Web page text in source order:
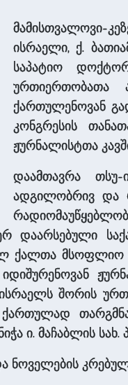
მამისთვალოვი-
ისრაელი, ქ.
საპატიო
ურთიერთობათა
ქართულენოვან
კონგრესის
ჟურნალისტთა
დაამთავრა
ადგილობრივ და
დაარსებული
ქალთა მსოფლიო
შორის
ი. მაჩაბლის სახ.
ნოველების